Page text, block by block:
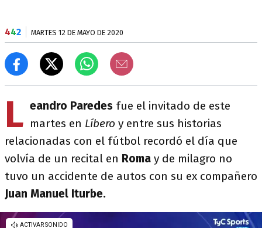
442 MARTES 12 DE MAYO DE 2020
L eandro Paredes fue el invitado de este
martes en Líbero y entre sus historias
relacionadas con el fútbol recordó el día que
volvía de un recital en Roma y de milagro no
tuvo un accidente de autos con su ex compañero
Juan Manuel Iturbe.